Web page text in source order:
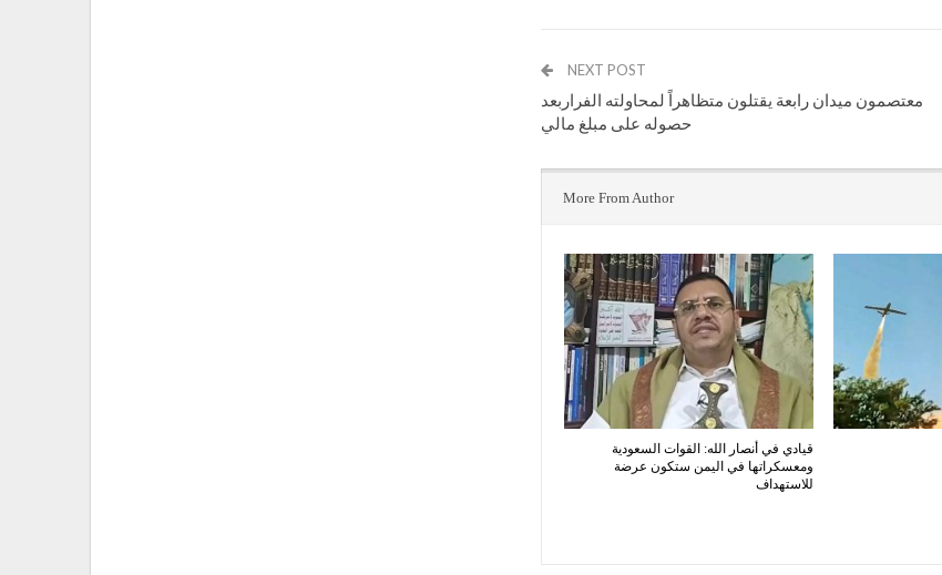
NEXT POST
معتصمون ميدان رابعة يقتلون متظاهراً لمحاولته الفراربعد
حصوله على مبلغ مالي
More From Author
قيادي في أنصار الله: القوات السعودية
ومعسكراتها في اليمن ستكون عرضة
للاستهداف